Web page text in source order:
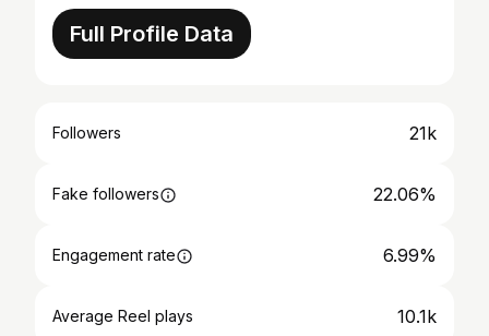
Full Profile Data
Followers 21k
Fake followers 22.06%
Engagement rate 6.99%
Average Reel plays 10.1k